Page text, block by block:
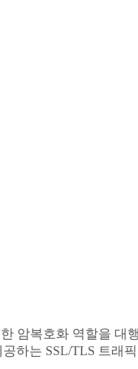
암복호화 역할을 대
하는 SSL/TLS 트래